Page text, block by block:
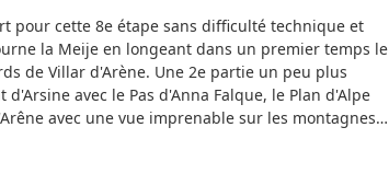
pour cette 8e étape sans difficulté technique et
la Meije en longeant dans un premier temps le
de Villar d'Arène. Une 2e partie un peu plus
avec le Pas d'Anna Falque, le Plan d'Alpe
avec une vue imprenable sur les montagnes